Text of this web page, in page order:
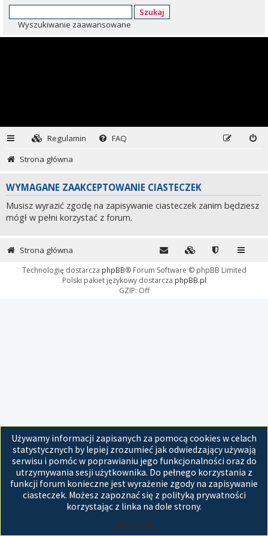
Szukaj
Wyszukiwanie zaawansowane
Regulamin
FAQ
Strona główna
WYMAGANE ZAAKCEPTOWANIE CIASTECZEK
Musisz wyrazić zgodę na zapisywanie ciasteczek zanim będziesz
mógł w pełni korzystać z forum.
Używamy informacji zapisanych za pomocą cookies w celach
statystycznych by lepiej zrozumieć jak odwiedzający używają
serwisu i pomóc w poprawianiu jego funkcjonalności oraz do
utrzymywania sesji użytkownika. Do pełnego korzystania z
funkcji forum konieczne jest wyrażenie zgody na zapisywanie
ciasteczek. Możesz zapoznać się z polityką prywatności
korzystając z linka na dole strony.
Akceptuję
Strona główna
Technologię dostarcza phpBB® Forum Software © phpBB Limited
Polski pakiet językowy dostarcza phpBB.pl
GZIP: Off